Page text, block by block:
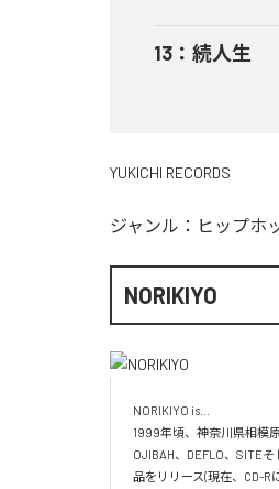
13 ： 続人生
YUKICHI RECORDS
ジャンル： ヒップホ
NORIKIYO
NORIKIYO is...
1999年頃、神奈川県相模
OJIBAH、DEFLO、SITE
品をリリース(現在、CD-R